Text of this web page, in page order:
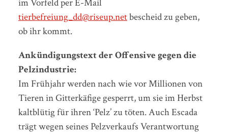
im Vorfeld per E-Mail
tierbefreiung_dd@riseup.netbescheid zu geben,
ob ihr kommt.
Ankündigungstext der Offensive gegen die
Pelzindustrie:
Im Frühjahr werden nach wie vor Millionen von
Tieren in Gitterkäfige gesperrt, um sie im Herbst
kaltblütig für ihren ‘Pelz’ zu töten. Auch Escada
trägt wegen seines Pelzverkaufs Verantwortung